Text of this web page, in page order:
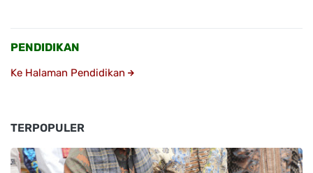
PENDIDIKAN
Ke Halaman Pendidikan
TERPOPULER